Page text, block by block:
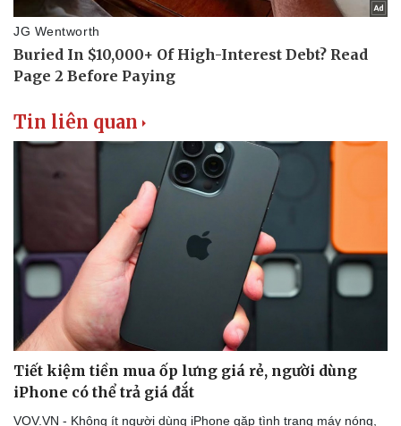
Tin liên quan
Tiết kiệm tiền mua ốp lưng giá rẻ, người dùng
iPhone có thể trả giá đắt
VOV.VN - Không ít người dùng iPhone gặp tình trạng máy nóng,